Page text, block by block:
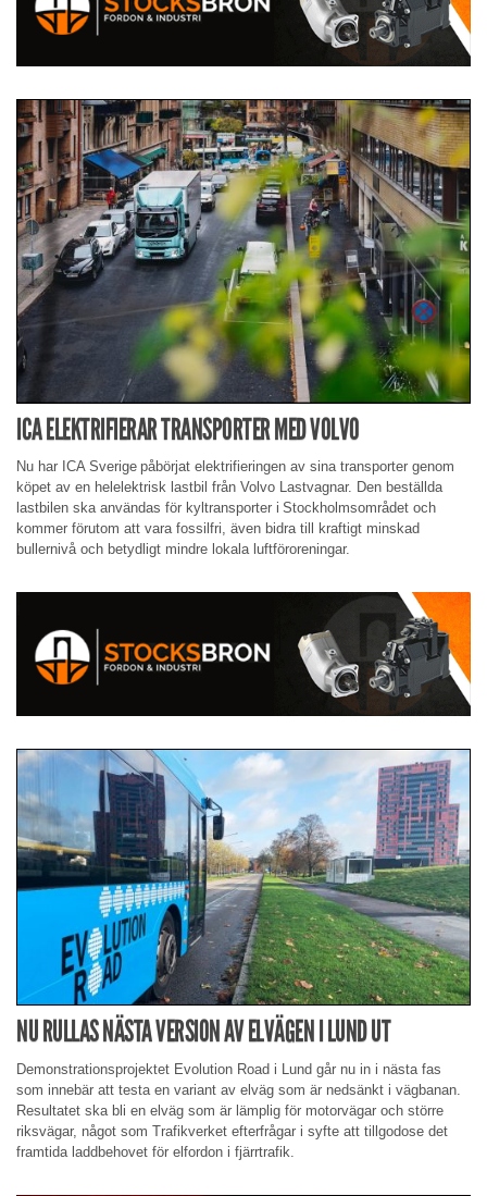
ICA ELEKTRIFIERAR TRANSPORTER MED VOLVO
Nu har ICA Sverige påbörjat elektrifieringen av sina transporter genom
köpet av en helelektrisk lastbil från Volvo Lastvagnar. Den beställda
lastbilen ska användas för kyltransporter i Stockholmsområdet och
kommer förutom att vara fossilfri, även bidra till kraftigt minskad
bullernivå och betydligt mindre lokala luftföroreningar.
NU RULLAS NÄSTA VERSION AV ELVÄGEN I LUND UT
Demonstrationsprojektet Evolution Road i Lund går nu in i nästa fas
som innebär att testa en variant av elväg som är nedsänkt i vägbanan.
Resultatet ska bli en elväg som är lämplig för motorvägar och större
riksvägar, något som Trafikverket efterfrågar i syfte att tillgodose det
framtida laddbehovet för elfordon i fjärrtrafik.